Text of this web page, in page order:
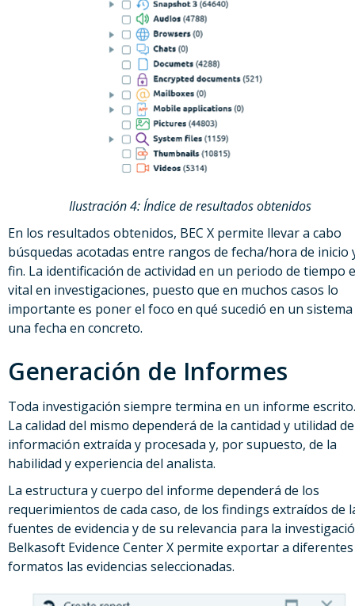
Ilustración 4: Índice de resultados obtenidos
En los resultados obtenidos, BEC X permite llevar a cabo
búsquedas acotadas entre rangos de fecha/hora de inicio
fin. La identificación de actividad en un periodo de tiempo
vital en investigaciones, puesto que en muchos casos lo
importante es poner el foco en qué sucedió en un
una fecha en concreto.
Generación de Informes
Toda investigación siempre termina en un informe escrito.
La calidad del mismo dependerá de la cantidad y utilidad
información extraída y procesada y, por supuesto, de la
habilidad y experiencia del analista.
La estructura y cuerpo del informe dependerá de los
requerimientos de cada caso, de los findings extraídos de
fuentes de evidencia y de su relevancia para la
Belkasoft Evidence Center X permite exportar a diferentes
formatos las evidencias seleccionadas.